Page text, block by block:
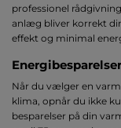
professionel
anlæg bliver korrekt
effekt og minimal
Når du vælger en
klima, opnår du ikke
besparelser på din